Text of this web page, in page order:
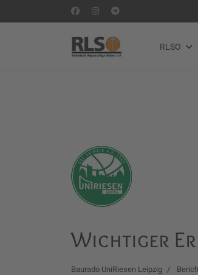
RLSO
Wichtiger
Baurado UniRiesen Leipzig